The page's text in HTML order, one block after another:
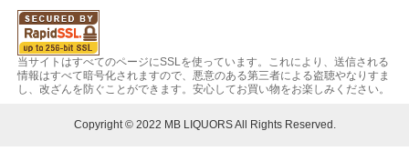
当サイトはすべてのページにSSLを使っています。これにより、送信される
情報はすべて暗号化されますので、悪意のある第三者による盗聴やなりすま
し、改ざんを防ぐことができます。安心してお買い物をお楽しみください。
Copyright © 2022 MB LIQUORS All Rights Reserved.